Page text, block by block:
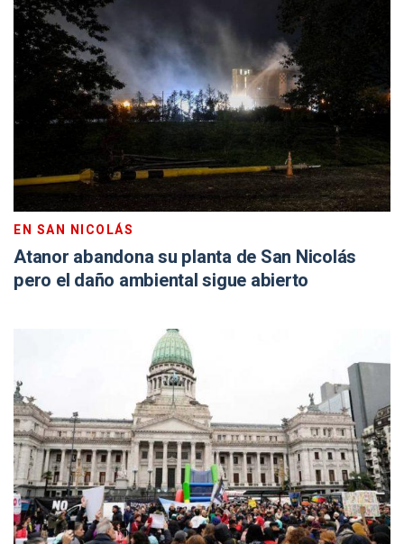
EN SAN NICOLÁS
Atanor abandona su planta de San Nicolás
pero el daño ambiental sigue abierto